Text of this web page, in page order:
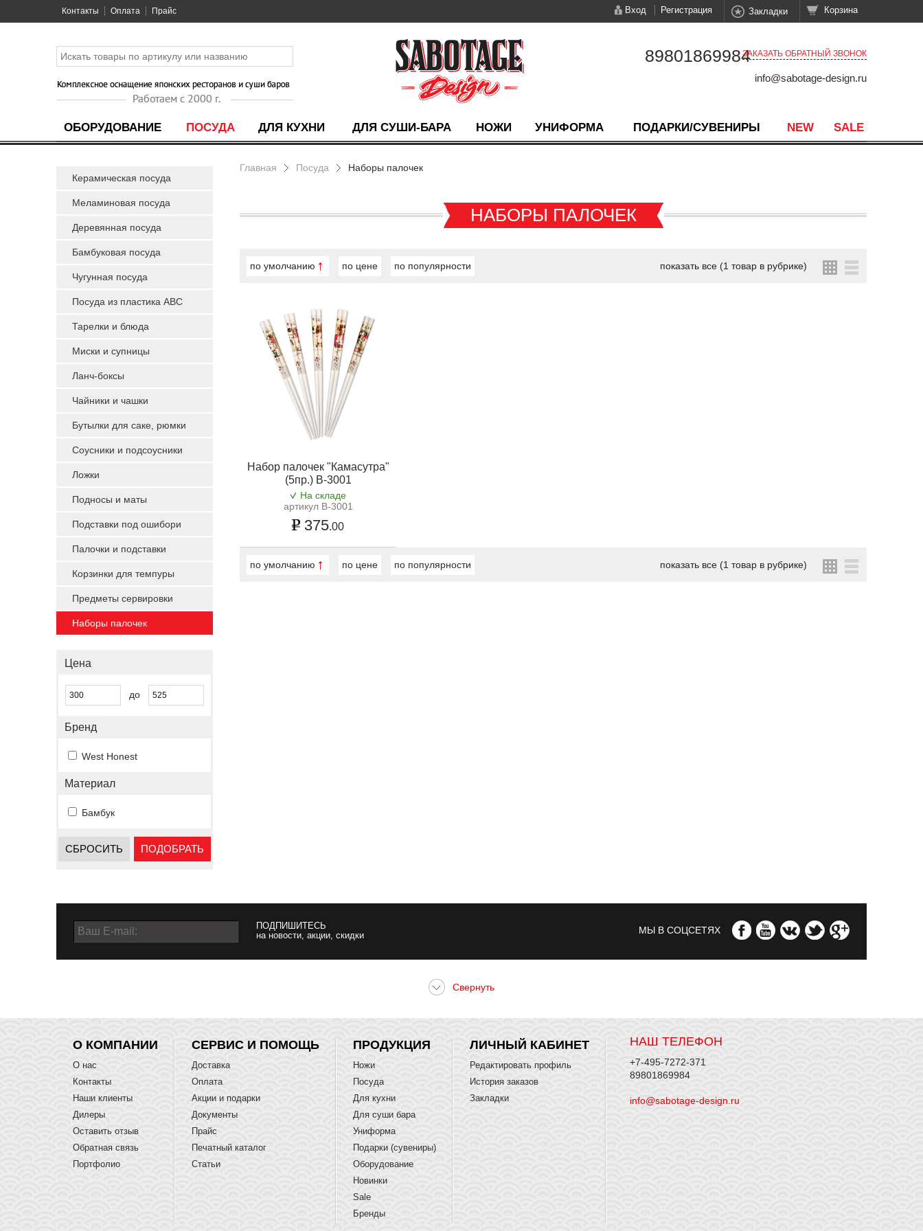
Контакты Оплата Прайс Вход Регистрация Закладки Корзина
ОБОРУДОВАНИЕ ПОСУДА ДЛЯ КУХНИ ДЛЯ СУШИ-БАРА НОЖИ УНИФОРМА ПОДАРКИ/СУВЕНИРЫ NEW SALE
89801869984ЗАКАЗАТЬ ОБРАТНЫЙ ЗВОНОК
info@sabotage-design.ru
Керамическая посуда
Меламиновая посуда
Деревянная посуда
Бамбуковая посуда
Чугунная посуда
Посуда из пластика ABC
Тарелки и блюда
Миски и супницы
Ланч-боксы
Чайники и чашки
Бутылки для саке, рюмки
Соусники и подсоусники
Ложки
Подносы и маты
Подставки под ошибори
Палочки и подставки
Корзинки для темпуры
Предметы сервировки
Наборы палочек
Цена
до
Бренд
West Honest
Материал
Бамбук
СБРОСИТЬ ПОДОБРАТЬ
Главная Посуда Наборы палочек
НАБОРЫ ПАЛОЧЕК
по умолчанию по цене по популярности показать все (1 товар в рубрике)
Набор палочек "Камасутра"
(5пр.) B-3001
На складе
артикул B-3001
375.00
по умолчанию по цене по популярности показать все (1 товар в рубрике)
ПОДПИШИТЕСЬ
на новости, акции, скидки
МЫ В СОЦСЕТЯХ
НАШ ТЕЛЕФОН
+7-495-7272-371
89801869984
info@sabotage-design.ru
О КОМПАНИИ
О нас
Контакты
Наши клиенты
Дилеры
Оставить отзыв
Обратная связь
Портфолио
СЕРВИС И ПОМОЩЬ
Доставка
Оплата
Акции и подарки
Документы
Прайс
Печатный каталог
Статьи
ПРОДУКЦИЯ
Ножи
Посуда
Для кухни
Для суши бара
Униформа
Подарки (сувениры)
Оборудование
Новинки
Sale
Бренды
ЛИЧНЫЙ КАБИНЕТ
Редактировать профиль
История заказов
Закладки